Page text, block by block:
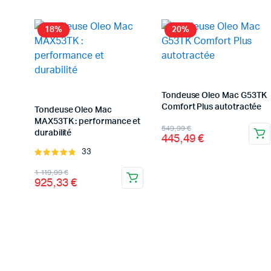
18%
Tondeuse Oleo Mac
MAX53TK : performance et
durabilité
Note
33
1 119,99€
Le
prix
925,33€
Le
prix
20%
Tondeuse Oleo Mac G53TK
Comfort Plus autotractée
549,99€
Le
prix
445,49€
Le
prix